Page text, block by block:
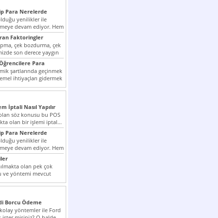
Para Nerelerde
yenilikler ile
devam ediyor. Hem
arttırmak hem...
Faktoringler
çek bozdurma, çek
son derece yaygın
Para
şartlarında geçinmek
ihtiyaçları gidermek
olmak...
İptali Nasıl Yapılır
söz konusu bu POS
olan bir işlemi iptal...
Para Nerelerde
yenilikler ile
devam ediyor. Hem
arttırmak hem...
olan pek çok
ve yöntemi mevcut
bunlar...
Borcu Ödeme
yöntemler ile Ford